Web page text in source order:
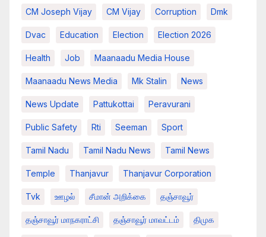
CM Joseph Vijay CM Vijay Corruption Dmk
Dvac Education Election Election 2026
Health Job Maanaadu Media House
Maanaadu News Media Mk Stalin News
News Update Pattukottai Peravurani
Public Safety Rti Seeman Sport
Tamil Nadu Tamil Nadu News Tamil News
Temple Thanjavur Thanjavur Corporation
Tvk ஊழல் சீமான் அறிக்கை தஞ்சாவூர்
தஞ்சாவூர் மாநகராட்சி தஞ்சாவூர் மாவட்டம் திமுக